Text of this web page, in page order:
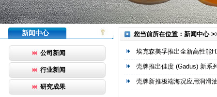
新闻中心
公司新闻
行业新闻
研究成果
您当前所在位置：新闻中心
埃克森美孚推出全新高性能
壳牌推出佳度 (Gadus) 新系
壳牌新推极端海况应用润滑